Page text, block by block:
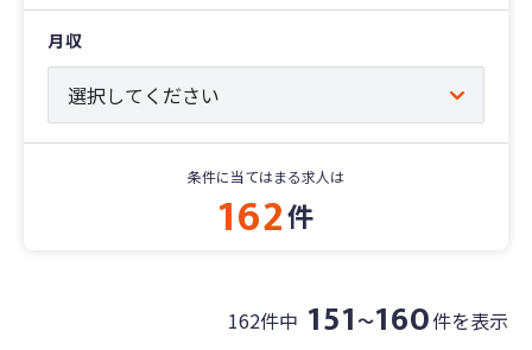
月収
条件に当てはまる求人は
162件
162件中 151〜160件を表示